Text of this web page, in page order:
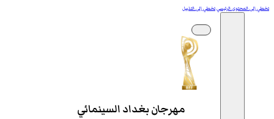
تخطي إلى المحتوى الرئيسيتخطي إلى التذييل
مهرجان بغداد السينمائي